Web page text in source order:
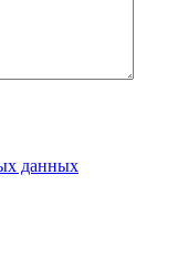
данных